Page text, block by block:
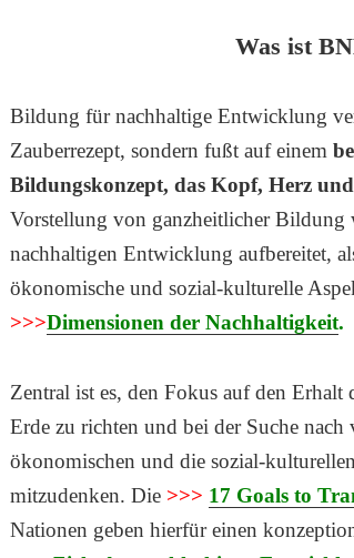
Was ist
Bildung für nachhaltige Entwicklung
Zauberrezept, sondern fußt auf einem
Bildungskonzept, das Kopf, Herz
Vorstellung von ganzheitlicher Bildung
nachhaltigen Entwicklung aufbereitet,
ökonomische und sozial-kulturelle
>>>Dimensionen der Nachhaltigkeit.
Zentral ist es, den Fokus auf den Erhalt
Erde zu richten und bei der Suche
ökonomischen und die sozial-
mitzudenken. Die >>> 17 Goals to
Nationen geben hierfür einen